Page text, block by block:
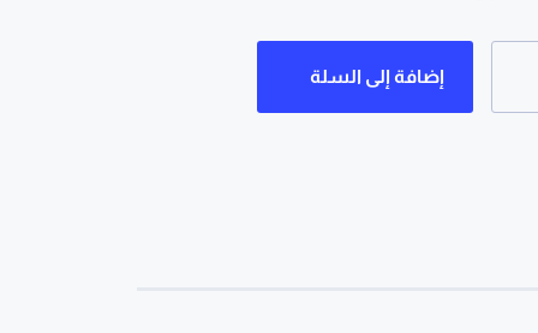
إضافة إلى السلة